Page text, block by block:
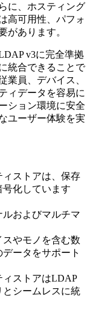
に、ホスティング
高可用性、パフォ
があります。
v3に完全準拠
統合できることで
業員、デバイス、
ィデータを容易に
ション環境に安全
ユーザー体験を実
ストアは、保存
化しています
およびマルチマ
やモノを含む数
ータをサポート
ィストアはLDAP
シームレスに統